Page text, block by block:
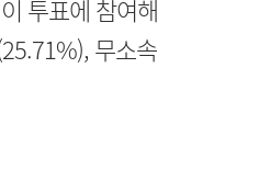
투표에 참여해
무소속